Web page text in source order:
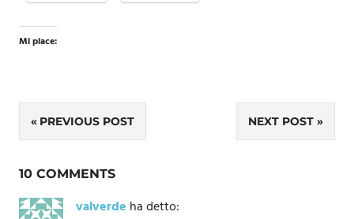
Mi piace:
Navigazione
articoli
PREVIOUS POST NEXT POST
10 COMMENTS
valverde ha detto: